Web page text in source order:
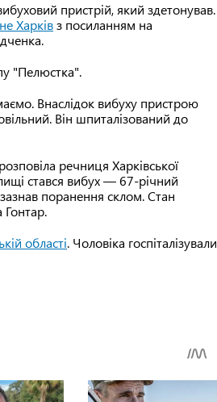
пристрій, який здетонував.
Харківз посиланням на
"Пелюстка".
Внаслідок вибуху пристрою
Він шпиталізований до
речниця Харківської
стався вибух — 67-річний
поранення склом. Стан
Гонтар.
області. Чоловіка госпіталізували